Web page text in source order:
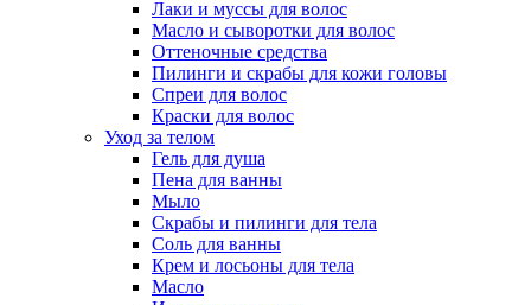
Лаки и муссы для волос
Масло и сыворотки для волос
Оттеночные средства
Пилинги и скрабы для кожи головы
Спреи для волос
Краски для волос
Уход за телом
Гель для душа
Пена для ванны
Мыло
Скрабы и пилинги для тела
Соль для ванны
Крем и лосьоны для тела
Масло